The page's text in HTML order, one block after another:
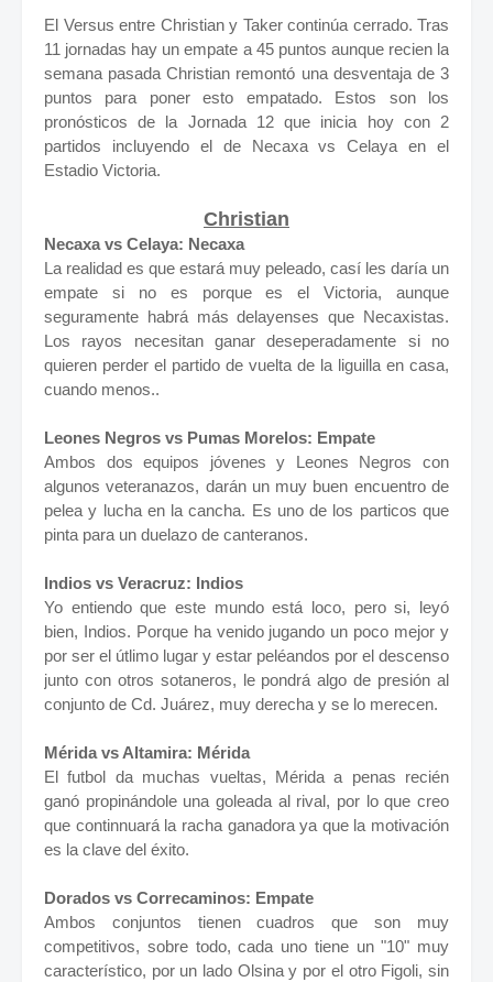
El Versus entre Christian y Taker continúa cerrado. Tras
11 jornadas hay un empate a 45 puntos aunque recien la
semana pasada Christian remontó una desventaja de 3
puntos para poner esto empatado. Estos son los
pronósticos de la Jornada 12 que inicia hoy con 2
partidos incluyendo el de Necaxa vs Celaya en el
Estadio Victoria.
Christian
Necaxa vs Celaya: Necaxa
La realidad es que estará muy peleado, casí les daría un
empate si no es porque es el Victoria, aunque
seguramente habrá más delayenses que Necaxistas.
Los rayos necesitan ganar deseperadamente si no
quieren perder el partido de vuelta de la liguilla en casa,
cuando menos..
Leones Negros vs Pumas Morelos: Empate
Ambos dos equipos jóvenes y Leones Negros con
algunos veteranazos, darán un muy buen encuentro de
pelea y lucha en la cancha. Es uno de los particos que
pinta para un duelazo de canteranos.
Indios vs Veracruz: Indios
Yo entiendo que este mundo está loco, pero si, leyó
bien, Indios. Porque ha venido jugando un poco mejor y
por ser el útlimo lugar y estar peléandos por el descenso
junto con otros sotaneros, le pondrá algo de presión al
conjunto de Cd. Juárez, muy derecha y se lo merecen.
Mérida vs Altamira: Mérida
El futbol da muchas vueltas, Mérida a penas recién
ganó propinándole una goleada al rival, por lo que creo
que continnuará la racha ganadora ya que la motivación
es la clave del éxito.
Dorados vs Correcaminos: Empate
Ambos conjuntos tienen cuadros que son muy
competitivos, sobre todo, cada uno tiene un "10" muy
característico, por un lado Olsina y por el otro Figoli, sin